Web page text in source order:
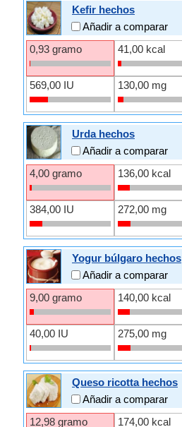
Kefir hechos
Añadir a comparar
0,93 gramo
41,00 kcal
569,00 IU 130,00 mg
Urda hechos
Añadir a comparar
4,00 gramo
136,00 kcal
384,00 IU 272,00 mg
Yogur búlgaro hechos
Añadir a comparar
9,00 gramo
140,00 kcal
40,00 IU 275,00 mg
Queso ricotta hechos
Añadir a comparar
12,98 gramo
174,00 kcal